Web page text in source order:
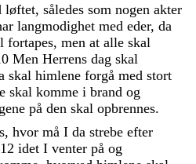
løftet, således som nogen akter
langmodighet med eder, da
fortapes, men at alle skal
Men Herrens dag skal
skal himlene forgå med stort
skal komme i brand og
på den skal opbrennes.
, hvor må I da strebe efter
12 idet I venter på og